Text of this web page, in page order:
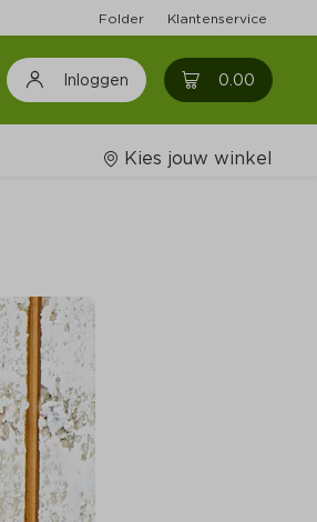
Folder Klantenservice
Inloggen 0.00 0
Kies jouw winkel